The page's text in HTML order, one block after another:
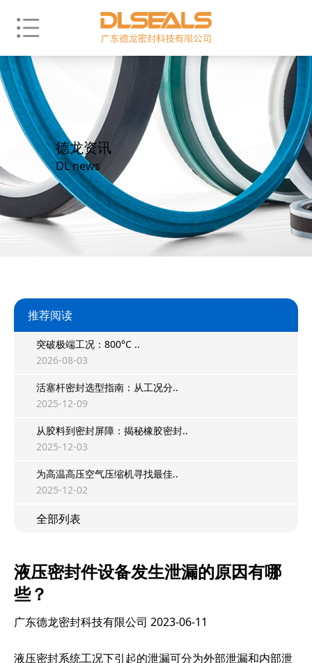
德龙资讯
DL news
推荐阅读
突破极端工况：800°C ..
2026-08-03
活塞杆密封选型指南：从工况分..
2025-12-09
从胶料到密封屏障：揭秘橡胶密封..
2025-12-03
为高温高压空气压缩机寻找最佳..
2025-12-02
全部列表
液压密封件设备发生泄漏的原因有哪
些？
广东德龙密封科技有限公司 2023-06-11
液压密封系统工况下引起的泄漏可分为外部泄漏和内部泄